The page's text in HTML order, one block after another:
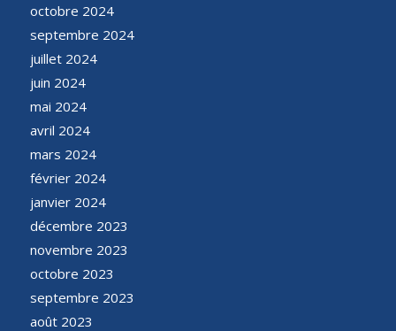
octobre 2024
septembre 2024
juillet 2024
juin 2024
mai 2024
avril 2024
mars 2024
février 2024
janvier 2024
décembre 2023
novembre 2023
octobre 2023
septembre 2023
août 2023